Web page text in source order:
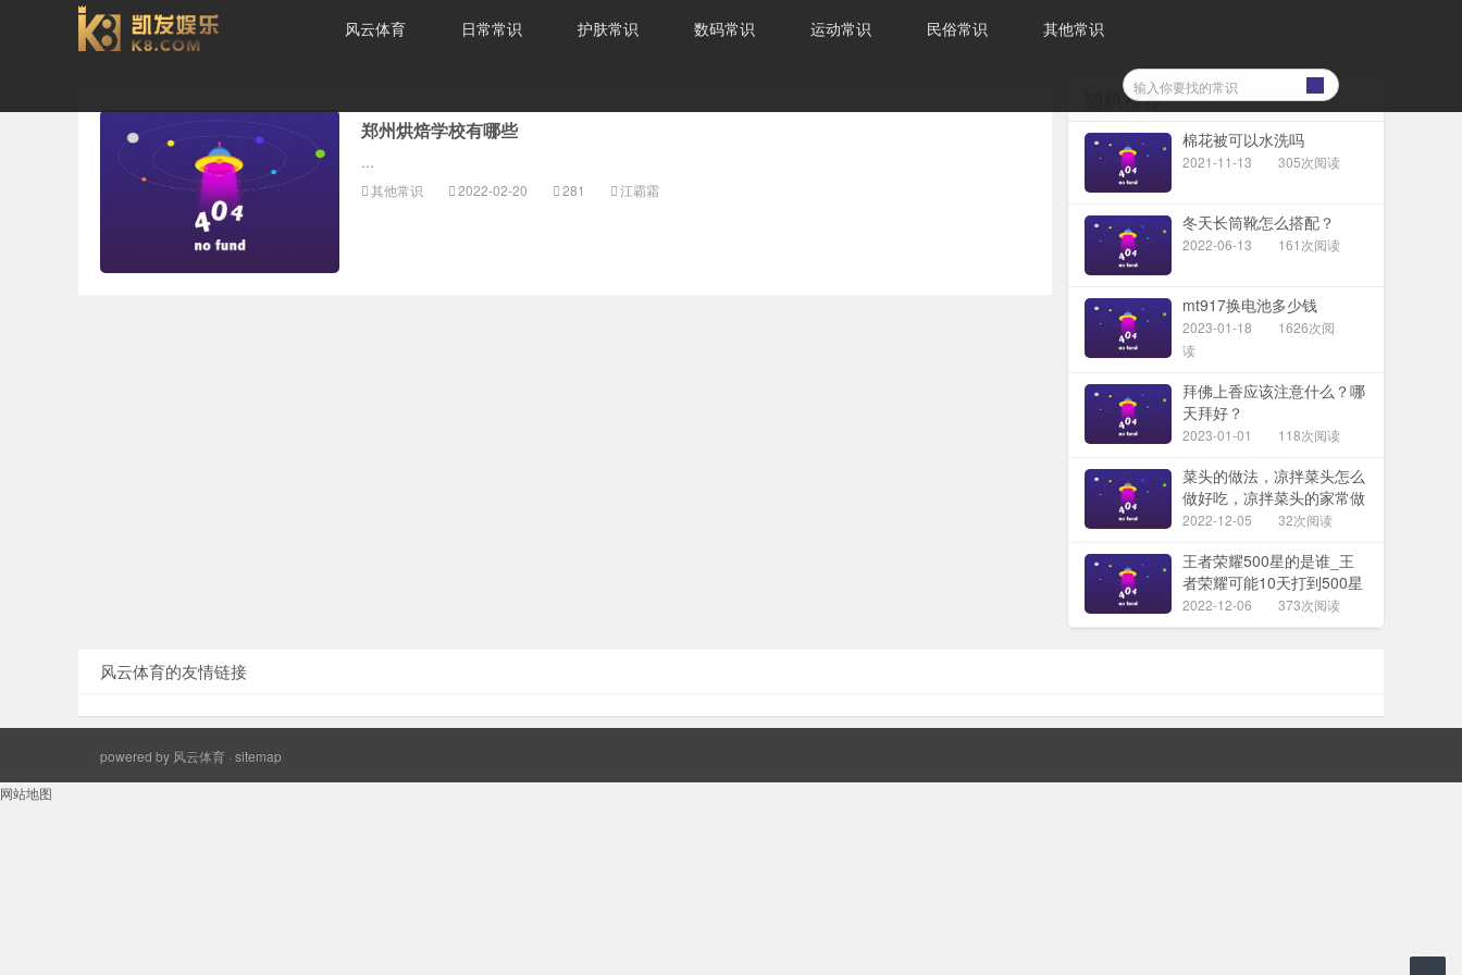
蛋糕裱花-风云体育
风云体育 日常常识 护肤常识 数码常识 运动常识 民俗常识 其他常识
郑州烘焙学校有哪些
...
其他常识 2022-02-20 281 江霸霜
随机推荐
棉花被可以水洗吗
2021-11-13 305次阅读
冬天长筒靴怎么搭配？
2022-06-13 161次阅读
mt917换电池多少钱
2023-01-18
1626次阅
读
拜佛上香应该注意什么？哪
天拜好？
2023-01-01 118次阅读
菜头的做法，凉拌菜头怎么
做好吃，凉拌菜头的家常做
法
2022-12-05 32次阅读
王者荣耀500星的是谁_王
者荣耀可能10天打到500星
吗
2022-12-06 373次阅读
风云体育的友情链接
powered by 风云体育 · sitemap
网站地图